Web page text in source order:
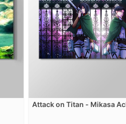
Attack on Titan - Mikasa